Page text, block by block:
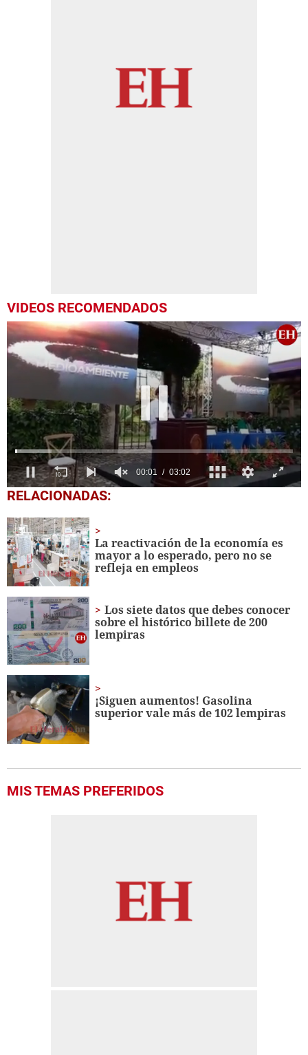
VIDEOS RECOMENDADOS
0
seconds
3
minutes,
2
seconds
RELACIONADAS:
La reactivación de la economía es
mayor a lo esperado, pero no se
refleja en empleos
Los siete datos que debes conocer
sobre el histórico billete de 200
lempiras
¡Siguen aumentos! Gasolina
superior vale más de 102 lempiras
MIS TEMAS PREFERIDOS